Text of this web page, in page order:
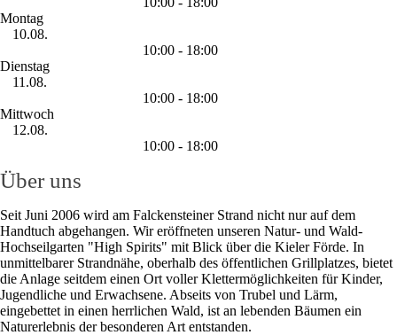
Montag
10.08.
10:00 - 18:00
Dienstag
11.08.
10:00 - 18:00
Mittwoch
12.08.
10:00 - 18:00
Über uns
Seit Juni 2006 wird am Falckensteiner Strand nicht nur auf dem
Handtuch abgehangen. Wir eröffneten unseren Natur- und Wald-
Hochseilgarten "High Spirits" mit Blick über die Kieler Förde. In
unmittelbarer Strandnähe, oberhalb des öffentlichen Grillplatzes, bietet
die Anlage seitdem einen Ort voller Klettermöglichkeiten für Kinder,
Jugendliche und Erwachsene. Abseits von Trubel und Lärm,
eingebettet in einen herrlichen Wald, ist an lebenden Bäumen ein
Naturerlebnis der besonderen Art entstanden.